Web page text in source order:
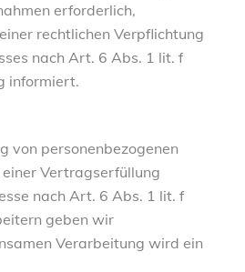
erforderlich,
rechtlichen Verpflichtung
nach Art. 6 Abs. 1 lit. f
informiert.
von personenbezogenen
Vertragserfüllung
nach Art. 6 Abs. 1 lit. f
geben wir
Verarbeitung wird ein